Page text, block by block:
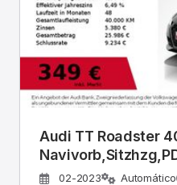
Audi TT Roadster
02-2023 Automático